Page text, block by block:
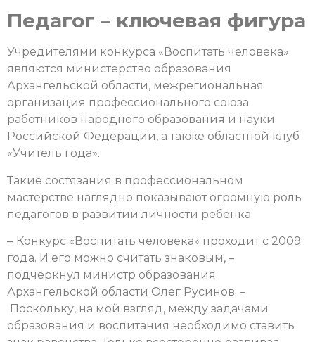
Педагог – ключевая фигура
Учредителями конкурса «Воспитать человека»
являются министерство образования
Архангельской области, межрегиональная
организация профессионального союза
работников народного образования и науки
Российской Федерации, а также областной клуб
«Учитель года».
Такие состязания в профессиональном
мастерстве наглядно показывают огромную роль
педагогов в развитии личности ребенка.
– Конкурс «Воспитать человека» проходит с 2009
года. И его можно считать знаковым, –
подчеркнул министр образования
Архангельской области Олег Русинов. –
Поскольку, на мой взгляд, между задачами
образования и воспитания необходимо ставить